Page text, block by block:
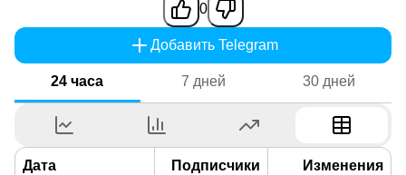
0
Добавить Telegram
24 часа 7 дней 30 дней
Дата Подписчики Изменения